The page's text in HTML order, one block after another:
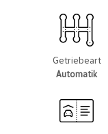
Getriebeart
Automatik